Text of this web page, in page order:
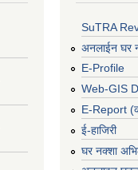
SuTRA
अनलाईन घर
E-Profile
Web-GIS
E-Report
ई-हाजिरी
घर नक्शा